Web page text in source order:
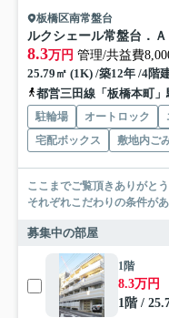
板橋区南常盤台
ルクシェール常盤台．Ａ
8.3万円 管理/共益費
25.79㎡ (1K) /築12年 /4階
都営三田線「板橋本町
駐輪場 オートロック
宅配ボックス
敷地内ご
ここまでご覧頂きありがとうございます。 お部
それぞれこだわりの条件が
募集中の部屋
1階
8.3万円
1階 /